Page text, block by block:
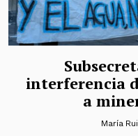
interferencia
a
María